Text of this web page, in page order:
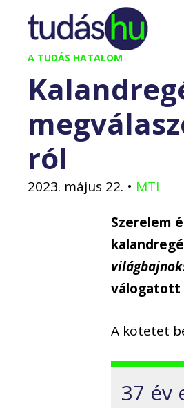
Kilépés
tartalomba
A TUDÁS HATALOM
ról
2023. május 22. • MTI
Szerelem
válogatott
A kötetet
37 év